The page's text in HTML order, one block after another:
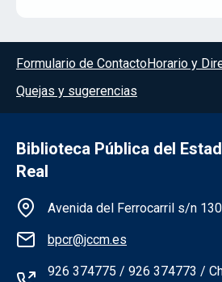
Menú del pie
Formulario de ContactoHorario y
Quejas y sugerencias
Biblioteca Pública del
Real
Información de la
Avenida del Ferrocarril s/n
bpcr@jccm.es
926 374775 / 926 374773 /